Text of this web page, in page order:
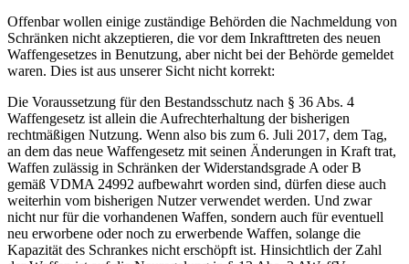
Offenbar wollen einige zuständige Behörden die Nachmeldung von
Schränken nicht akzeptieren, die vor dem Inkrafttreten des neuen
Waffengesetzes in Benutzung, aber nicht bei der Behörde gemeldet
waren. Dies ist aus unserer Sicht nicht korrekt:
Die Voraussetzung für den Bestandsschutz nach § 36 Abs. 4
Waffengesetz ist allein die Aufrechterhaltung der bisherigen
rechtmäßigen Nutzung. Wenn also bis zum 6. Juli 2017, dem Tag,
an dem das neue Waffengesetz mit seinen Änderungen in Kraft trat,
Waffen zulässig in Schränken der Widerstandsgrade A oder B
gemäß VDMA 24992 aufbewahrt worden sind, dürfen diese auch
weiterhin vom bisherigen Nutzer verwendet werden. Und zwar
nicht nur für die vorhandenen Waffen, sondern auch für eventuell
neu erworbene oder noch zu erwerbende Waffen, solange die
Kapazität des Schrankes nicht erschöpft ist. Hinsichtlich der Zahl